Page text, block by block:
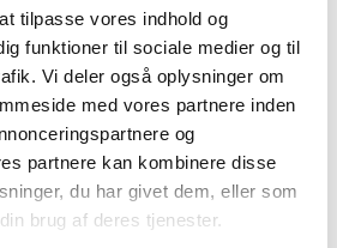
tilpasse vores indhold og
funktioner til sociale medier og til
Vi deler også oplysninger om
med vores partnere inden
og
partnere kan kombinere disse
du har givet dem, eller som
brug af deres tjenester.
Buejægere (FADB)